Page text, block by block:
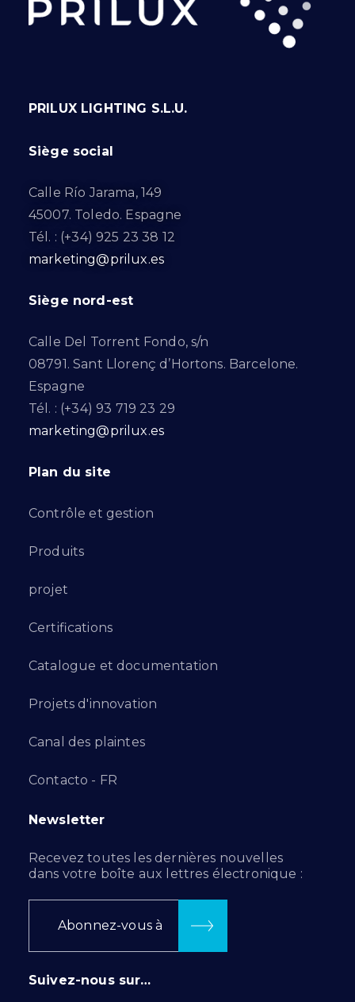
PRILUX LIGHTING S.L.U.
Siège social
Calle Río Jarama, 149
45007. Toledo. Espagne
Tél. : (+34) 925 23 38 12
marketing@prilux.es
Siège nord-est
Calle Del Torrent Fondo, s/n
08791. Sant Llorenç d’Hortons. Barcelone.
Espagne
Tél. : (+34) 93 719 23 29
marketing@prilux.es
Plan du site
Contrôle et gestion
Produits
projet
Certifications
Catalogue et documentation
Projets d'innovation
Canal des plaintes
Contacto - FR
Newsletter
Recevez toutes les dernières nouvelles
dans votre boîte aux lettres électronique :
Abonnez-vous à
Suivez-nous sur…